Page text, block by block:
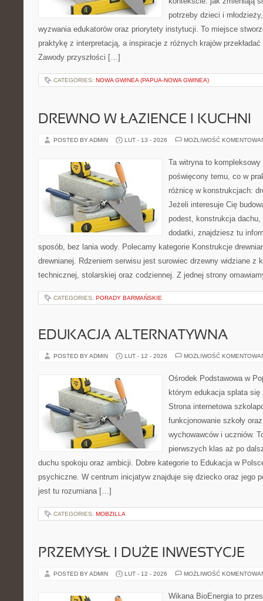
potrzeby dzieci i
wyzwania edukatorów oraz priorytety instytucji. To miejsce
praktykę z interpretacją, a inspiracje z różnych krajów
Zawody przyszłości […]
CATEGORIES: NOWA GWINEA (PAPUA-NOWA GWINEA)
DREWNO W ŁAZIENCE I KUCHNI
POSTED BY ADMIN LUT - 13 - 2026 MOŻLIWOŚĆ
Ta witryna to
poświęcony temu, co w
różnicę w konstrukcjach:
Jeżeli interesuje Cię
podest, konstrukcja dachu,
dodatki, znajdziesz tu
sposób, bez lania wody. Polecamy kategorie Konstrukcje
drewnianej. Rdzeniem serwisu jest surowiec drzewny widziane z
technicznej, stolarskiej oraz codziennej. Z jednej strony
CATEGORIES: PORADY BARMAŃSKIE
EDUKACJA ALTERNATYWNA
POSTED BY ADMIN LUT - 12 - 2026 MOŻLIWOŚĆ
Ośrodek Podstawowa w
którym edukacja splata
Strona internetowa
funkcjonowanie szkoły
wychowawców i uczniów.
pierwszych klas aż po
duchu spokoju oraz ambicji. Dobre kategorie to Edukacja w
psychiczne. W centrum inicjatyw znajduje się dziecko oraz jego
jest tu rozumiana […]
CATEGORIES: MOBZILLA
PRZEMYSŁ I DUŻE INWESTYCJE
POSTED BY ADMIN LUT - 12 - 2026 MOŻLIWOŚĆ
Wikana BioEnergia to